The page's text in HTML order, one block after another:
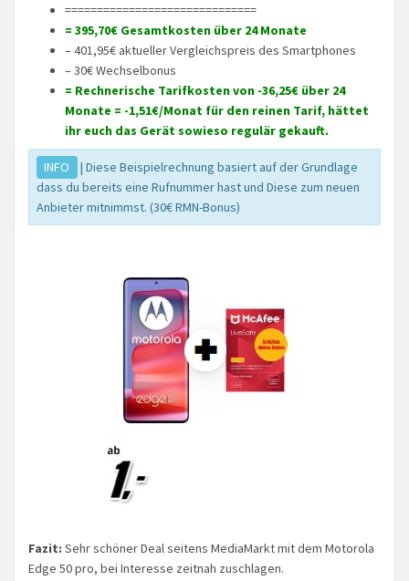
==============================
= 395,70€ Gesamtkosten über 24 Monate
– 401,95€ aktueller Vergleichspreis des Smartphones
– 30€ Wechselbonus
= Rechnerische Tarifkosten von -36,25€ über 24
Monate = -1,51€/Monat für den reinen Tarif, hättet
ihr euch das Gerät sowieso regulär gekauft.
INFO
| Diese Beispielrechnung basiert auf der Grundlage
dass du bereits eine Rufnummer hast und Diese zum neuen
Anbieter mitnimmst. (30€ RMN-Bonus)
Fazit: Sehr schöner Deal seitens MediaMarkt mit dem Motorola
Edge 50 pro, bei Interesse zeitnah zuschlagen.